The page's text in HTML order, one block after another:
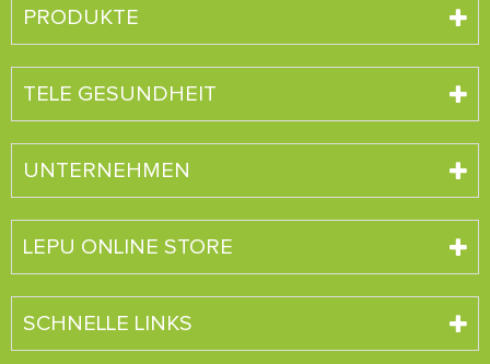
PRODUKTE
TELE GESUNDHEIT
UNTERNEHMEN
LEPU ONLINE STORE
SCHNELLE LINKS